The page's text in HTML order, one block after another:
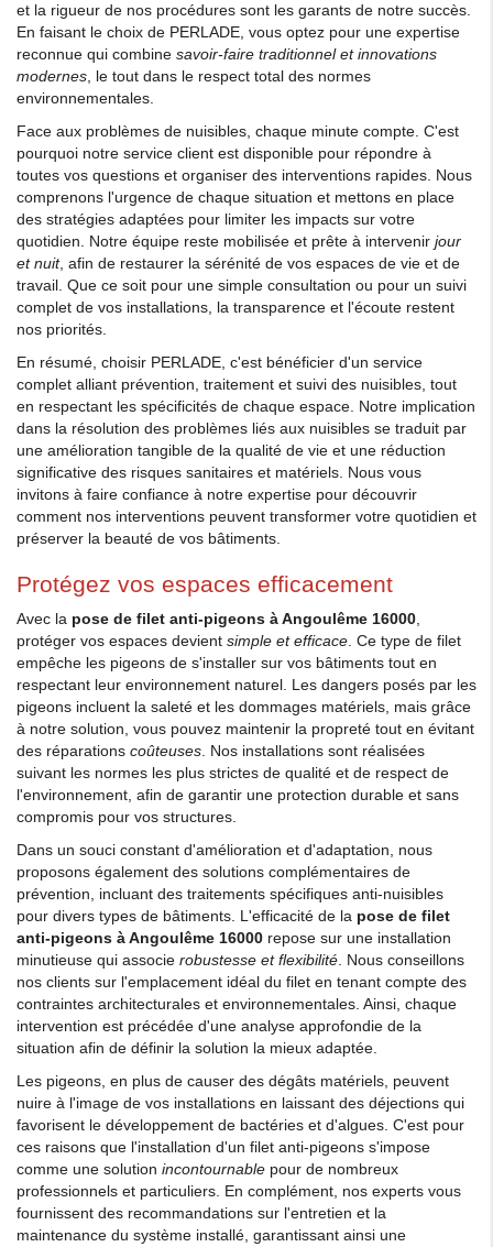
et la rigueur de nos procédures sont les garants de notre succès.
En faisant le choix de PERLADE, vous optez pour une expertise
reconnue qui combine savoir-faire traditionnel et innovations
modernes, le tout dans le respect total des normes
environnementales.
Face aux problèmes de nuisibles, chaque minute compte. C'est
pourquoi notre service client est disponible pour répondre à
toutes vos questions et organiser des interventions rapides. Nous
comprenons l'urgence de chaque situation et mettons en place
des stratégies adaptées pour limiter les impacts sur votre
quotidien. Notre équipe reste mobilisée et prête à intervenir jour
et nuit, afin de restaurer la sérénité de vos espaces de vie et de
travail. Que ce soit pour une simple consultation ou pour un suivi
complet de vos installations, la transparence et l'écoute restent
nos priorités.
En résumé, choisir PERLADE, c'est bénéficier d'un service
complet alliant prévention, traitement et suivi des nuisibles, tout
en respectant les spécificités de chaque espace. Notre implication
dans la résolution des problèmes liés aux nuisibles se traduit par
une amélioration tangible de la qualité de vie et une réduction
significative des risques sanitaires et matériels. Nous vous
invitons à faire confiance à notre expertise pour découvrir
comment nos interventions peuvent transformer votre quotidien et
préserver la beauté de vos bâtiments.
Protégez vos espaces efficacement
Avec la pose de filet anti-pigeons à Angoulême 16000,
protéger vos espaces devient simple et efficace. Ce type de filet
empêche les pigeons de s'installer sur vos bâtiments tout en
respectant leur environnement naturel. Les dangers posés par les
pigeons incluent la saleté et les dommages matériels, mais grâce
à notre solution, vous pouvez maintenir la propreté tout en évitant
des réparations coûteuses. Nos installations sont réalisées
suivant les normes les plus strictes de qualité et de respect de
l'environnement, afin de garantir une protection durable et sans
compromis pour vos structures.
Dans un souci constant d'amélioration et d'adaptation, nous
proposons également des solutions complémentaires de
prévention, incluant des traitements spécifiques anti-nuisibles
pour divers types de bâtiments. L'efficacité de la pose de filet
anti-pigeons à Angoulême 16000 repose sur une installation
minutieuse qui associe robustesse et flexibilité. Nous conseillons
nos clients sur l'emplacement idéal du filet en tenant compte des
contraintes architecturales et environnementales. Ainsi, chaque
intervention est précédée d'une analyse approfondie de la
situation afin de définir la solution la mieux adaptée.
Les pigeons, en plus de causer des dégâts matériels, peuvent
nuire à l'image de vos installations en laissant des déjections qui
favorisent le développement de bactéries et d'algues. C'est pour
ces raisons que l'installation d'un filet anti-pigeons s'impose
comme une solution incontournable pour de nombreux
professionnels et particuliers. En complément, nos experts vous
fournissent des recommandations sur l'entretien et la
maintenance du système installé, garantissant ainsi une